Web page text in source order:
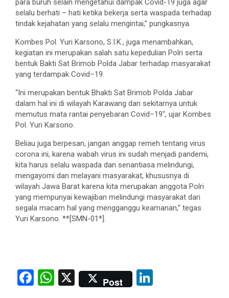
para buruh selain mengetahui dampak Covid-19 juga agar
selalu berhati – hati ketika bekerja serta waspada terhadap
tindak kejahatan yang selalu mengintai,” pungkasnya.
Kombes Pol. Yuri Karsono, S.I.K., juga menambahkan,
kegiatan ini merupakan salah satu kepedulian Polri serta
bentuk Bakti Sat Brimob Polda Jabar terhadap masyarakat
yang terdampak Covid–19.
“Ini merupakan bentuk Bhakti Sat Brimob Polda Jabar
dalam hal ini di wilayah Karawang dan sekitarnya untuk
memutus mata rantai penyebaran Covid–19″, ujar Kombes
Pol. Yuri Karsono.
Beliau juga berpesan, jangan anggap remeh tentang virus
corona ini, karena wabah virus ini sudah menjadi pandemi,
kita harus selalu waspada dan senantiasa melindungi,
mengayomi dan melayani masyarakat, khususnya di
wilayah Jawa Barat karena kita merupakan anggota Polri
yang mempunyai kewajiban melindungi masyarakat dari
segala macam hal yang mengganggu keamanan,” tegas
Yuri Karsono. **[SMN-01*].
F
W X Post